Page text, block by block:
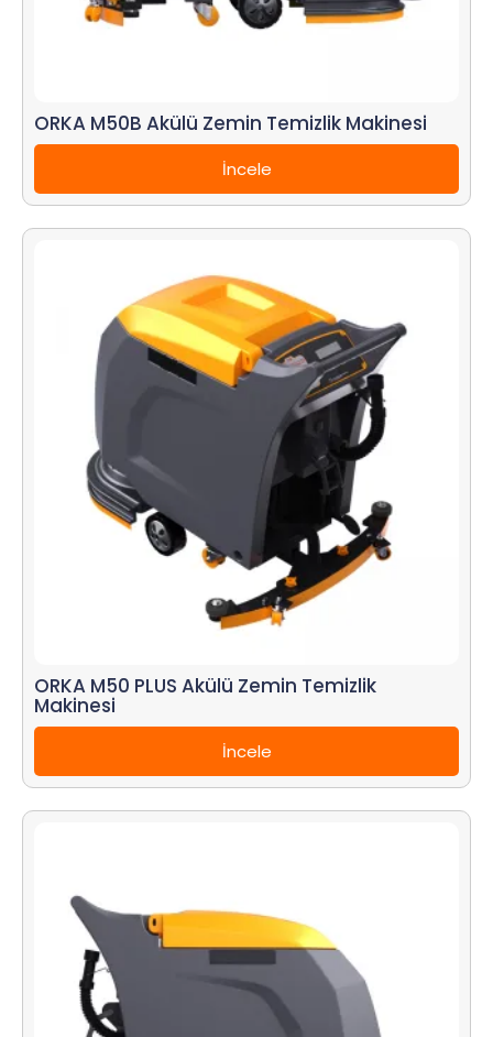
ORKA M50B Akülü Zemin Temizlik Makinesi
İncele
ORKA M50 PLUS Akülü Zemin Temizlik
Makinesi
İncele